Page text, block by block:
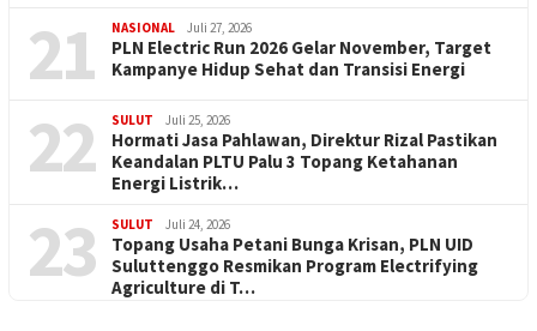
21 NASIONAL Juli 27, 2026
PLN Electric Run 2026 Gelar November, Target
Kampanye Hidup Sehat dan Transisi Energi
22 SULUT Juli 25, 2026
Hormati Jasa Pahlawan, Direktur Rizal Pastikan
Keandalan PLTU Palu 3 Topang Ketahanan
Energi Listrik…
23 SULUT Juli 24, 2026
Topang Usaha Petani Bunga Krisan, PLN UID
Suluttenggo Resmikan Program Electrifying
Agriculture di T…